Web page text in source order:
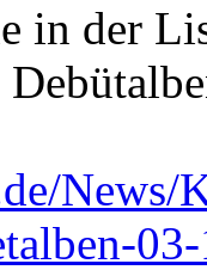
in der
News/